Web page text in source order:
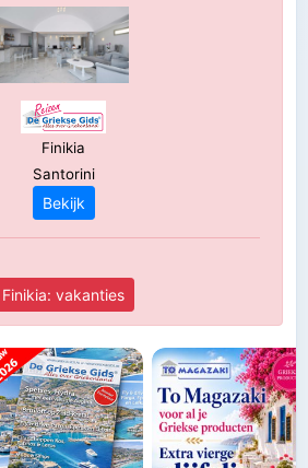
Finikia
Santorini
Bekijk
Finikia: vakanties